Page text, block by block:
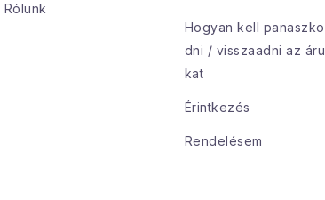
Rólunk
Hogyan kell panaszko
dni / visszaadni az áru
kat
Érintkezés
Rendelésem